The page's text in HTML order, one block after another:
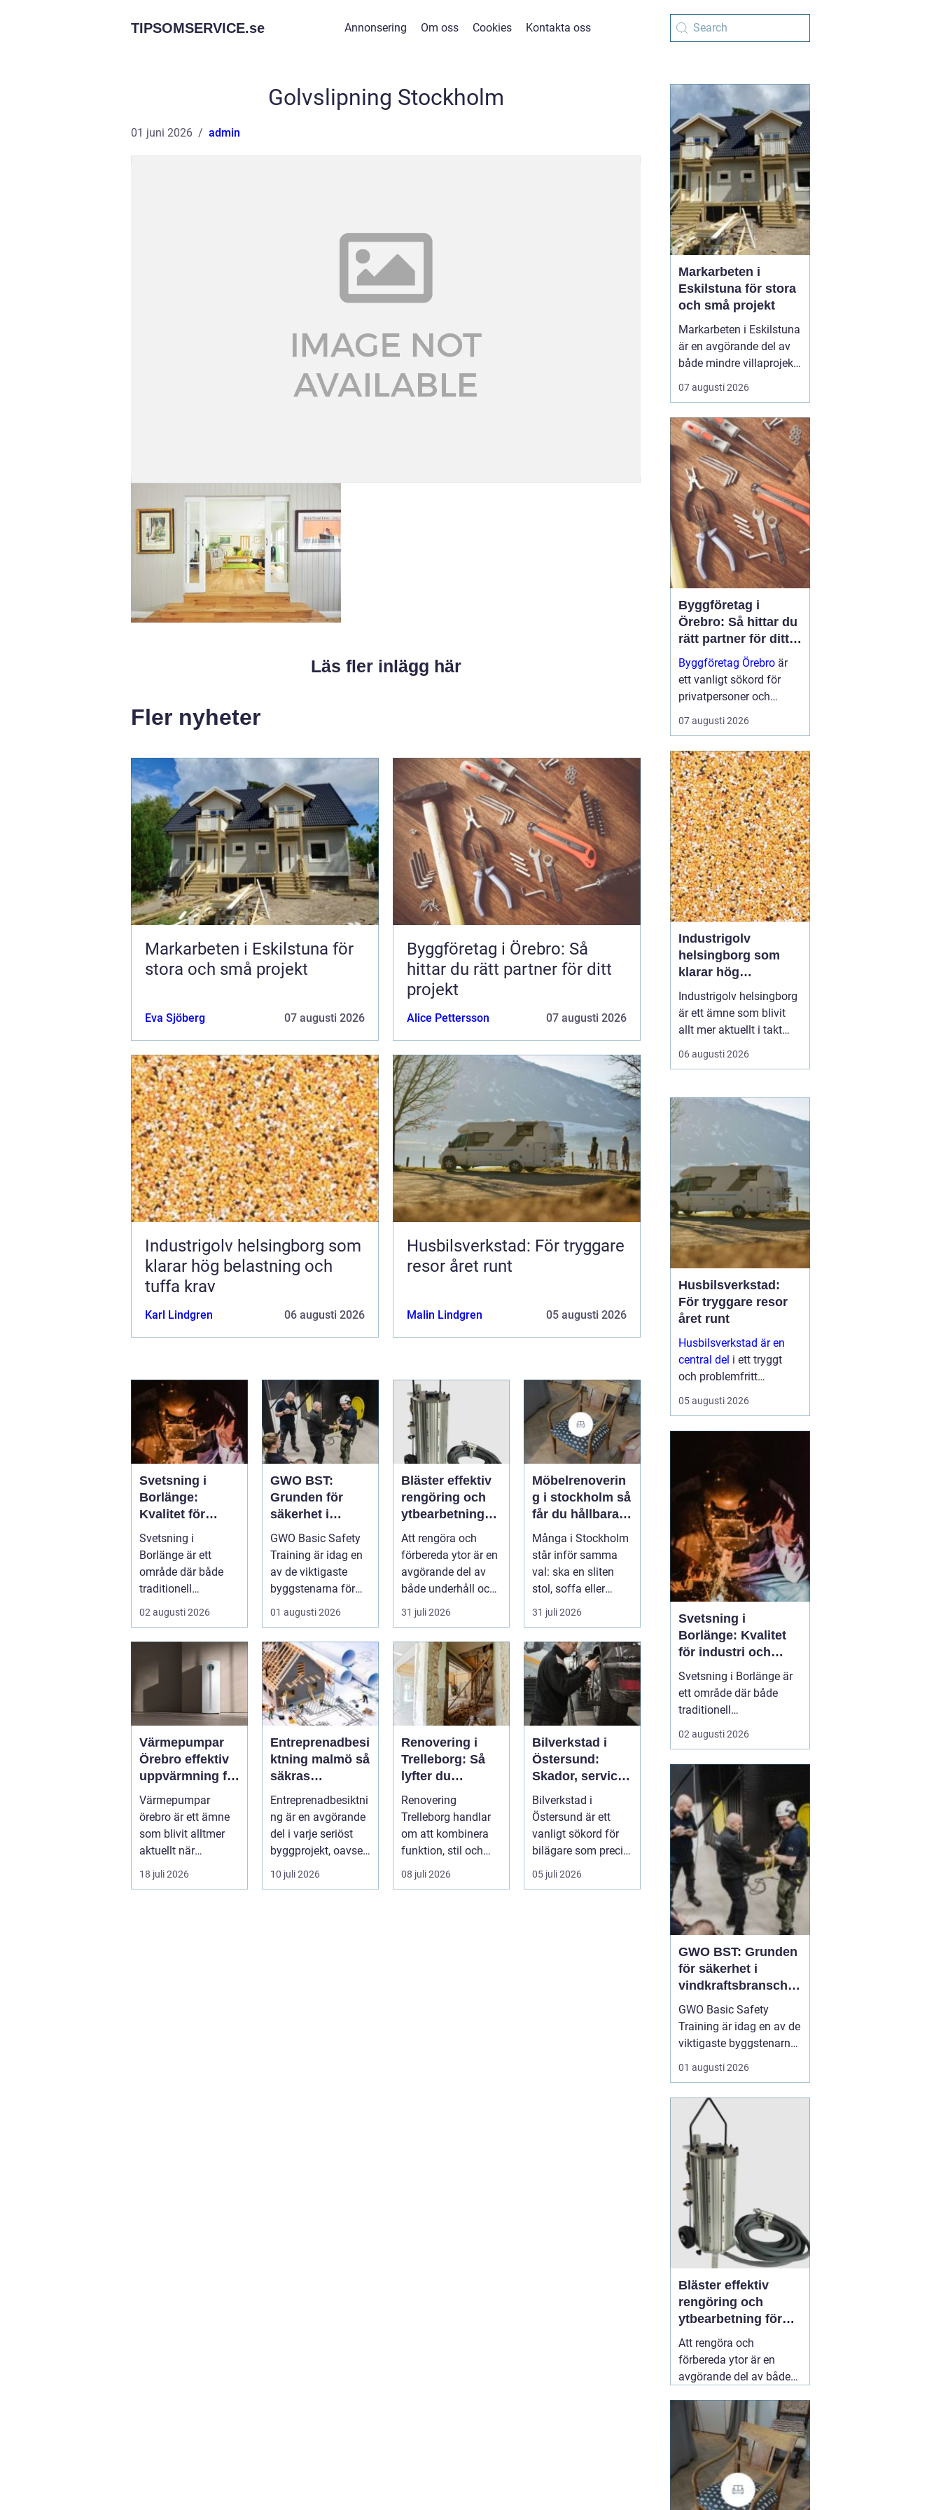
TIPSOMSERVICE.se Annonsering Om oss Cookies Kontakta oss
Golvslipning Stockholm
01 juni 2026 admin
Läs fler inlägg här
Fler nyheter
Markarbeten i Eskilstuna för
stora och små projekt
Eva Sjöberg 07 augusti 2026
Byggföretag i Örebro: Så
hittar du rätt partner för ditt
projekt
Alice Pettersson 07 augusti 2026
Industrigolv helsingborg som
klarar hög belastning och
tuffa krav
Karl Lindgren 06 augusti 2026
Husbilsverkstad: För tryggare
resor året runt
Malin Lindgren 05 augusti 2026
Svetsning i
Borlänge:
Kvalitet för
industri och
konstruktion
Svetsning i
Borlänge är ett
område där både
traditionell
verkstadsindustr...
02 augusti 2026
GWO BST:
Grunden för
säkerhet i
vindkraftsbrans
chen
GWO Basic Safety
Training är idag en
av de viktigaste
byggstenarna för
alla som vill arbet...
01 augusti 2026
Bläster effektiv
rengöring och
ytbearbetning
för proffs och
hantverkare
Att rengöra och
förbereda ytor är en
avgörande del av
både underhåll och
renovering. Färg,
rost, smu...
31 juli 2026
Möbelrenoverin
g i stockholm så
får du hållbara
och vackra
möbler
Många i Stockholm
står inför samma
val: ska en sliten
stol, soffa eller
fåtölj slängas,
säljas billi...
31 juli 2026
Värmepumpar
Örebro effektiv
uppvärmning för
hus och
fastigheter
Värmepumpar
örebro är ett ämne
som blivit alltmer
aktuellt när
energipriser stiger
och fler vill sän...
18 juli 2026
Entreprenadbesi
ktning malmö så
säkras
kvaliteten i
byggprojekt
Entreprenadbesiktni
ng är en avgörande
del i varje seriöst
byggprojekt, oavsett
om det handlar om
en ...
10 juli 2026
Renovering i
Trelleborg: Så
lyfter du
hemmet på ett
smart sätt
Renovering
Trelleborg handlar
om att kombinera
funktion, stil och
långsiktig ekonomi i
samma p...
08 juli 2026
Bilverkstad i
Östersund:
Skador, service
och smarta val
för din bil
Bilverkstad i
Östersund är ett
vanligt sökord för
bilägare som precis
f&ari...
05 juli 2026
Markarbeten i
Eskilstuna för stora
och små projekt
Markarbeten i Eskilstuna
är en avgörande del av
både mindre villaprojekt
och större
byggsatsningar, och rätt
en stabil grund för allt
som ska byggas
ovanpå. När marken
förbere...
07 augusti 2026
Byggföretag i
Örebro: Så hittar du
rätt partner för ditt
projekt
Byggföretag Örebro är
ett vanligt sökord för
privatpersoner och
företag som planerar att
bygga nytt, renovera eller
huset. Många vill ha en
trygg by...
07 augusti 2026
Industrigolv
helsingborg som
klarar hög
belastning och tuffa
krav
Industrigolv helsingborg
är ett ämne som blivit
allt mer aktuellt i takt
med att fler
verksamheter söker
lättskötta golvlösningar.
I moderna
produktionsmiljöer
behöver golvet vara mer
än bara en slityta. Golvet
ska tåla tung trafi...
06 augusti 2026
Husbilsverkstad:
För tryggare resor
året runt
Husbilsverkstad är en
central del i ett tryggt
och problemfritt
husbilsliv. När en husbil
används som både
05 augusti 2026
Svetsning i
Borlänge: Kvalitet
för industri och
konstruktion
Svetsning i Borlänge är
ett område där både
traditionell
verkstadsindustri och
moderna
möts. I takt med att
kraven på hållbara
lösningar och hög
produktionssäkerhet ö...
02 augusti 2026
GWO BST: Grunden
för säkerhet i
vindkraftsbransche
n
GWO Basic Safety
Training är idag en av de
viktigaste byggstenarna
för alla som vill arbeta
professionellt inom
skapar en gemensam
säkerhetsnivå i en
bransch där jobbet ofta
sker långt frå...
01 augusti 2026
Bläster effektiv
rengöring och
ytbearbetning för
proffs och
hantverkare
Att rengöra och
förbereda ytor är en
avgörande del av både
renovering. Färg, rost,
smuts och gamla
beläggningar gör att
material åldras snabbare
och försämrar
slutresultatet vid